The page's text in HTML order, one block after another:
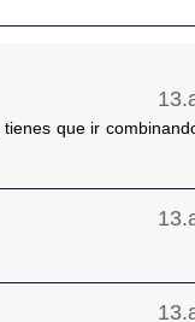
que ir